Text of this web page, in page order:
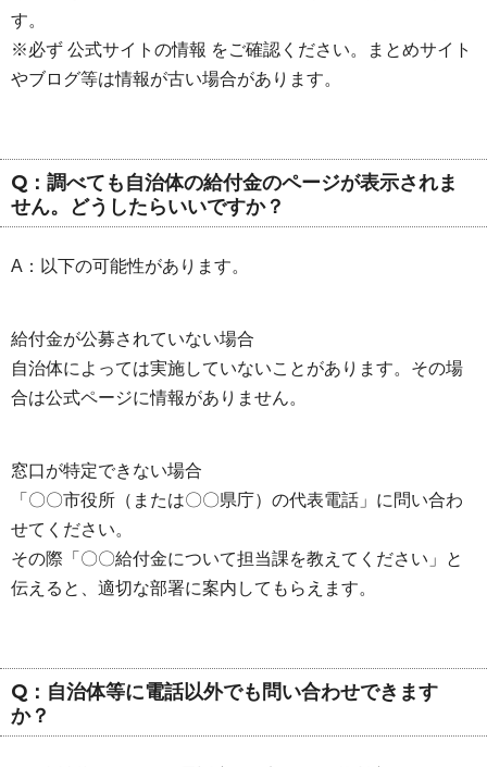
す。
※必ず 公式サイトの情報 をご確認ください。まとめサイト
やブログ等は情報が古い場合があります。
Q：調べても自治体の給付金のページが表示されま
せん。どうしたらいいですか？
A：以下の可能性があります。
給付金が公募されていない場合
自治体によっては実施していないことがあります。その場
合は公式ページに情報がありません。
窓口が特定できない場合
「〇〇市役所（または〇〇県庁）の代表電話」に問い合わ
せてください。
その際「〇〇給付金について担当課を教えてください」と
伝えると、適切な部署に案内してもらえます。
Q：自治体等に電話以外でも問い合わせできます
か？